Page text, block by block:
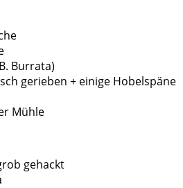
Burrata)
gerieben + einige Hobelspäne
Mühle
gehackt